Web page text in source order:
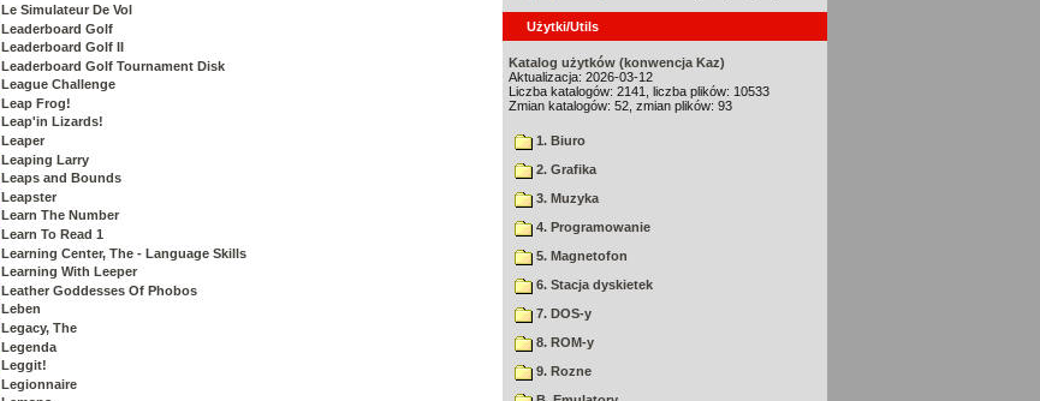
Le Simulateur De Vol
Leaderboard Golf
Leaderboard Golf II
Leaderboard Golf Tournament Disk
League Challenge
Leap Frog!
Leap'in Lizards!
Leaper
Leaping Larry
Leaps and Bounds
Leapster
Learn The Number
Learn To Read 1
Learning Center, The - Language Skills
Learning With Leeper
Leather Goddesses Of Phobos
Leben
Legacy, The
Legenda
Leggit!
Legionnaire
Użytki/Utils
Katalog użytków (konwencja Kaz)
Aktualizacja: 2026-03-12
Liczba katalogów: 2141, liczba plików: 10533
Zmian katalogów: 52, zmian plików: 93
1. Biuro
2. Grafika
3. Muzyka
4. Programowanie
5. Magnetofon
6. Stacja dyskietek
7. DOS-y
8. ROM-y
9. Rozne